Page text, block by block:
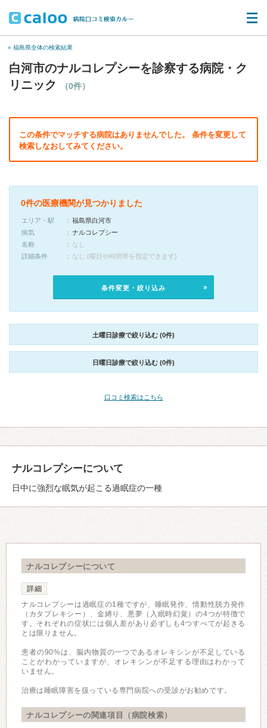
« 福島県全体の検索結果
白河市のナルコレプシーを診察する病院・ク
リニック
（0件）
この条件でマッチする病院はありませんでした。 条件を変更して
検索しなおしてみてください。
0件の医療機関が見つかりました
エリア・駅
福島県白河市
病気
ナルコレプシー
名称
なし
詳細条件
なし (曜日や時間帯を指定できます)
条件変更・絞り込み
土曜日診療で絞り込む (0件)
日曜日診療で絞り込む (0件)
口コミ検索はこちら
ナルコレプシーについて
日中に強烈な眠気が起こる過眠症の一種
ナルコレプシーについて
詳細
ナルコレプシーは過眠症の1種ですが、睡眠発作、情動性脱力発作
（カタプレキシー）、金縛り、悪夢（入眠時幻覚）の4つが特徴で
す。それぞれの症状には個人差があり必ずしも4つすべてが起きる
とは限りません。
患者の90%は、脳内物質の一つであるオレキシンが不足している
ことがわかっていますが、オレキシンが不足する理由はわかって
いません。
治療は睡眠障害を扱っている専門病院への受診がお勧めです。
ナルコレプシーの関連項目（病院検索）